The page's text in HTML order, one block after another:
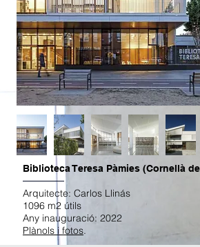
Biblioteca Teresa Pàmies (Cornellà
Arquitecte: Carlos Llinás
1096 m2 útils
Any inauguració: 2022
Plànols i fotos.